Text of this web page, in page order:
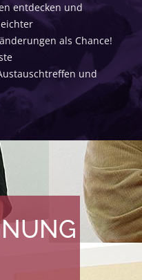
entdecken und
als Chance!
und